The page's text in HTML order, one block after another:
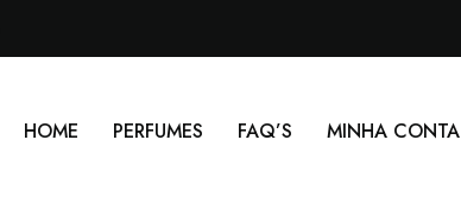
HOME PERFUMES FAQ’S MINHA CONTA